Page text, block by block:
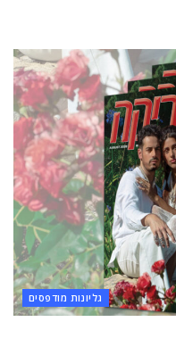
גליונות מודפסים